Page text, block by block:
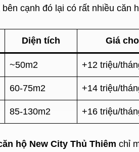
cạnh đó lại có rất nhiều căn
Diện tích Giá
~50m2 +12 triệu/
60-75m2 +14 triệu/
85-130m2 +16 triệu/
hộ New City Thủ Thiêm chỉ